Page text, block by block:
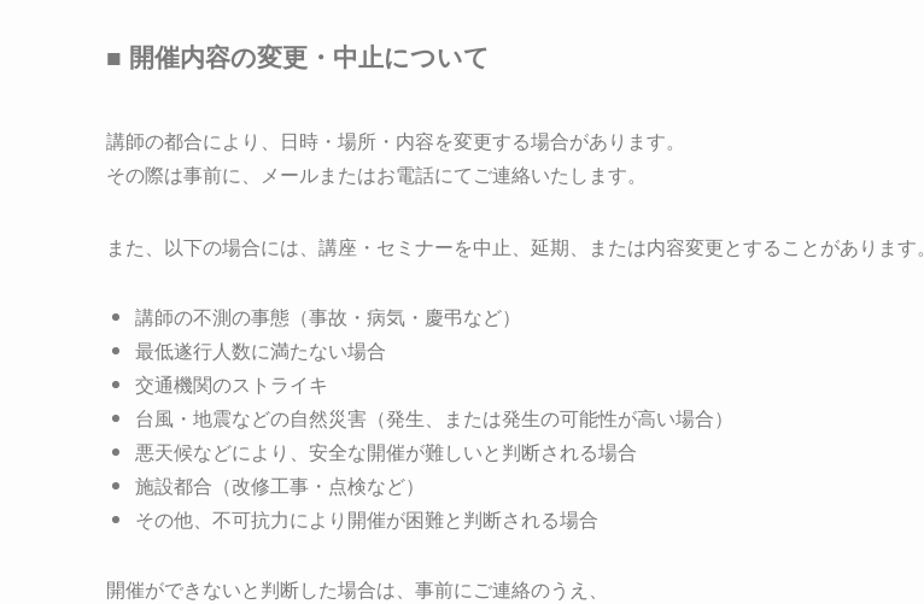
■ 開催内容の変更・中止について
講師の都合により、日時・場所・内容を変更する場合があります。
その際は事前に、メールまたはお電話にてご連絡いたします。
また、以下の場合には、講座・セミナーを中止、延期、または内容変更とすることがあります。
講師の不測の事態（事故・病気・慶弔など）
最低遂行人数に満たない場合
交通機関のストライキ
台風・地震などの自然災害（発生、または発生の可能性が高い場合）
悪天候などにより、安全な開催が難しいと判断される場合
施設都合（改修工事・点検など）
その他、不可抗力により開催が困難と判断される場合
開催ができないと判断した場合は、事前にご連絡のうえ、